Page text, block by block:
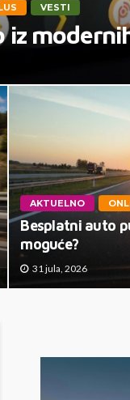
VESTI
iz
AKTUELNO
Besplatni auto
moguće?
31 jula, 2026